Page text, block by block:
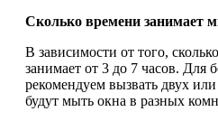
Сколько времени занимает
В зависимости от того,
занимает от 3 до 7 часов. Для
рекомендуем вызвать двух
будут мыть окна в разных